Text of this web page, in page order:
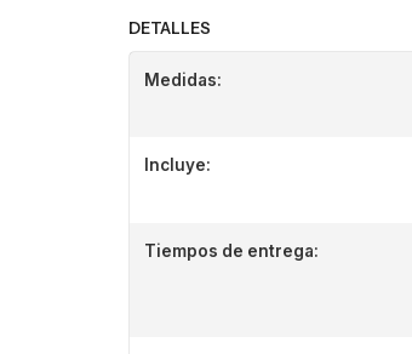
DETALLES
Medidas:
Incluye:
Tiempos de entrega: